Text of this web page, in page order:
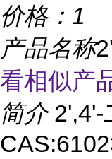
价格： 1
产品名称
看相似产
简介 2',4'-